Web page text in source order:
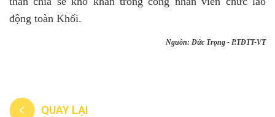
động toàn Khối.
Nguồn: Đức Trọng - P.TĐTT-VT
QUAY LẠI